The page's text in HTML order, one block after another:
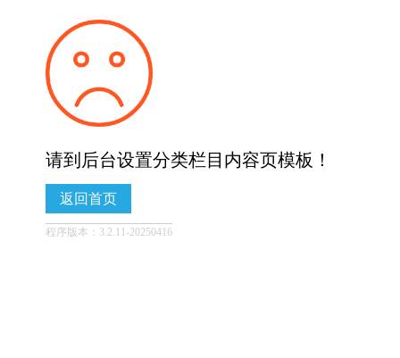
请到后台设置分类栏目内容页模板！
返回首页
程序版本：3.2.11-20250416